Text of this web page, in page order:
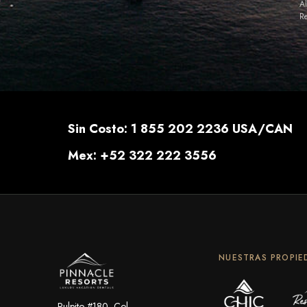
Sin Costo: 1 855 202 2236 USA/CAN
Mex: +52 322 222 3556
NUESTRAS